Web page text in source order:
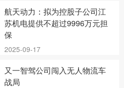
航天动力：拟为控股子公司江
苏机电提供不超过9996万元担
保
2025-09-17
又一智驾公司闯入无人物流车
战局